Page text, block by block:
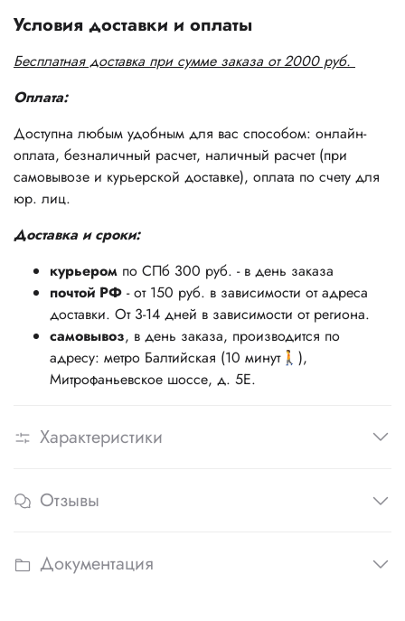
Условия доставки и оплаты
Бесплатная доставка при сумме заказа от 2000 руб.
Оплата:
Доступна любым удобным для вас способом: онлайн-
оплата, безналичный расчет, наличный расчет (при
самовывозе и курьерской доставке), оплата по счету для
юр. лиц.
Доставка и сроки:
курьером по СПб 300 руб. - в день заказа
почтой РФ - от 150 руб. в зависимости от адреса
доставки. От 3-14 дней в зависимости от региона.
самовывоз, в день заказа, производится по
адресу: метро Балтийская (10 минут🚶),
Митрофаньевское шоссе, д. 5Е.
Характеристики
Отзывы
Документация